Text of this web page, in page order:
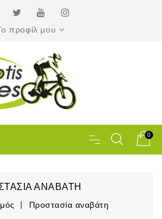
προφίλ μου
0
ΑΝΑΒΆΤΗ
Προστασία αναβάτη